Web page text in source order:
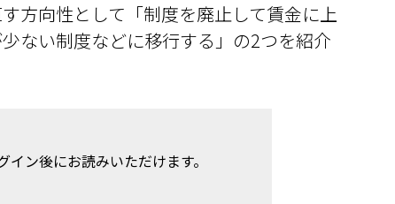
方向性として「制度を廃止して賃金に上
ない制度などに移⾏する」の2つを紹介
イン後にお読みいただけます。